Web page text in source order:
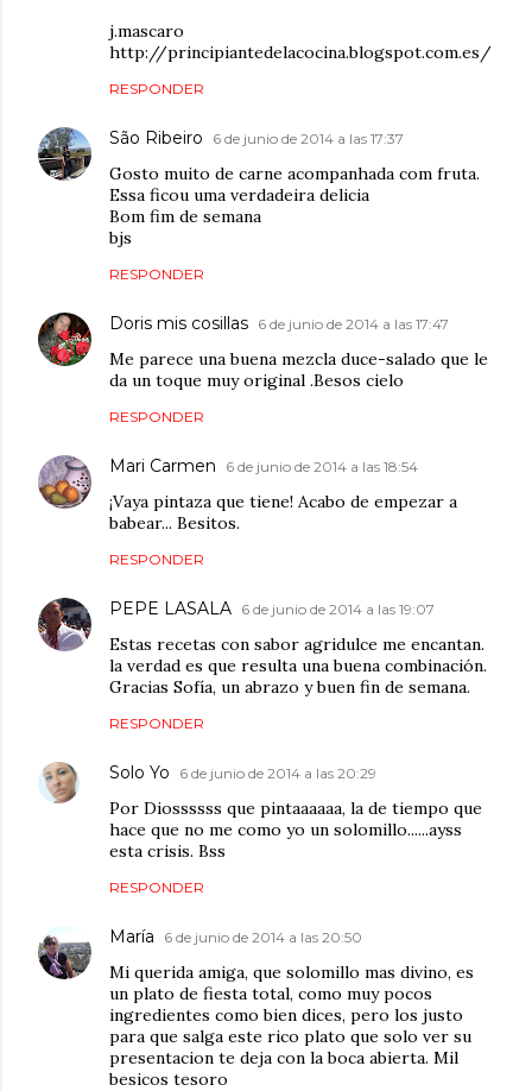
j.mascaro
http://principiantedelacocina.blogspot.com.es/
RESPONDER
São Ribeiro 6 de junio de 2014 a las 17:37
Gosto muito de carne acompanhada com fruta.
Essa ficou uma verdadeira delicia
Bom fim de semana
bjs
RESPONDER
Doris mis cosillas 6 de junio de 2014 a las 17:47
Me parece una buena mezcla duce-salado que le
da un toque muy original .Besos cielo
RESPONDER
Mari Carmen 6 de junio de 2014 a las 18:54
¡Vaya pintaza que tiene! Acabo de empezar a
babear... Besitos.
RESPONDER
PEPE LASALA 6 de junio de 2014 a las 19:07
Estas recetas con sabor agridulce me encantan.
la verdad es que resulta una buena combinación.
Gracias Sofía, un abrazo y buen fin de semana.
RESPONDER
Solo Yo 6 de junio de 2014 a las 20:29
Por Diossssss que pintaaaaaa, la de tiempo que
hace que no me como yo un solomillo......ayss
esta crisis. Bss
RESPONDER
María 6 de junio de 2014 a las 20:50
Mi querida amiga, que solomillo mas divino, es
un plato de fiesta total, como muy pocos
ingredientes como bien dices, pero los justo
para que salga este rico plato que solo ver su
presentacion te deja con la boca abierta. Mil
besicos tesoro